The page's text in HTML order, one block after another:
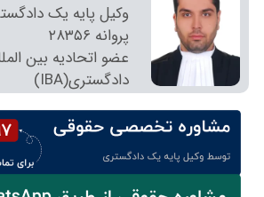
وکیل پایه یک
پروانه ٢٨٣٥٦
عضو اتحادیه بین
دادگستری(IBA)